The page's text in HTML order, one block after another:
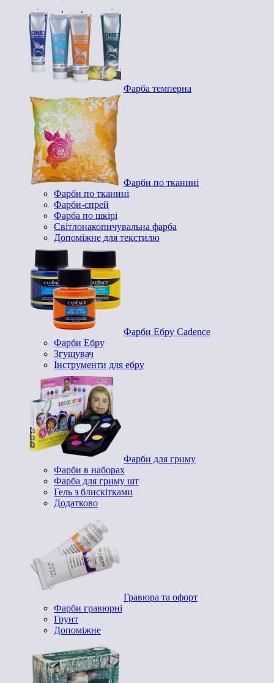
Фарба темперна
Фарби по тканині
Фарби по тканині
Фарби-спрей
Фарба по шкірі
Світлонакопичувальна фарба
Допоміжне для текстилю
Фарби Ебру Cadence
Фарби Ебру
Згущувач
Інструменти для ебру
Фарби для гриму
Фарби в наборах
Фарба для гриму шт
Гель з блискітками
Додатково
Гравюра та офорт
Фарби гравюрні
Грунт
Допоміжне